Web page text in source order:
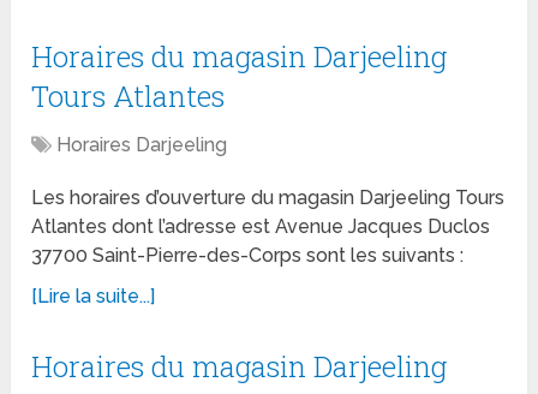
Horaires du magasin Darjeeling
Tours Atlantes
Horaires Darjeeling
Les horaires d’ouverture du magasin Darjeeling Tours
Atlantes dont l’adresse est Avenue Jacques Duclos
37700 Saint-Pierre-des-Corps sont les suivants :
[Lire la suite...]
Horaires du magasin Darjeeling